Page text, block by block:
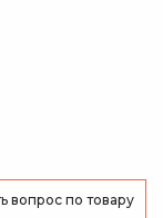
вопроспо товару